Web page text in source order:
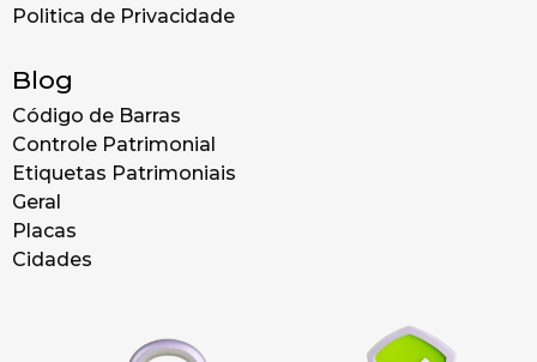
Politica de Privacidade
Blog
Código de Barras
Controle Patrimonial
Etiquetas Patrimoniais
Geral
Placas
Cidades